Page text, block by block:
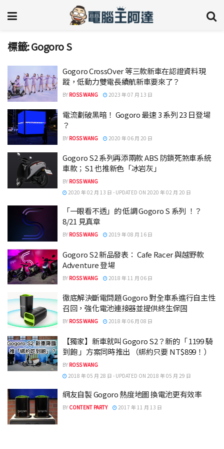
標籤:Gogoro S
Gogoro CrossOver 等三款新車在認證資料現
蹤，低動力雙電長續航新車要來了？
BY ROSS WANG 2023 年 07 月 13 日
電流劃破黑暗！ Gogoro 最速 3 系列 23 日登場
？
BY ROSS WANG 2020 年 06 月 20 日
Gogoro S2 系列再添兩款 ABS 防鎖死煞車系統
車款；S1 也推新色「冰岩灰」
BY ROSS WANG
2020 年 02 月 13 日 - UPDATED ON 2020 年 02 月 20 日
「一眼看不透」的 低調 Gogoro S 系列 ！？
8/21 見真章
BY ROSS WANG 2019 年 08 月 16 日
Gogoro S2 新品發表： Cafe Racer 與越野款
Adventure 登場
BY ROSS WANG 2018 年 11 月 06 日
徹底解決斷電問題 Gogoro 對全車系進行自主性
召回，強化電池連接器並提供終生保固
BY ROSS WANG 2018 年 06 月 08 日
【獨家】新車就叫 Gogoro S2？新的「 1199 騎
到飽 」方案同時推出 （綁約只要 NT$899！）
BY ROSS WANG
2018 年 05 月 28 日 - UPDATED ON 2018 年 05 月 29 日
網友自製 Gogoro 熱度地圖 換電池更有效率
BY CONTENT PARTY 2017 年 11 月 13 日